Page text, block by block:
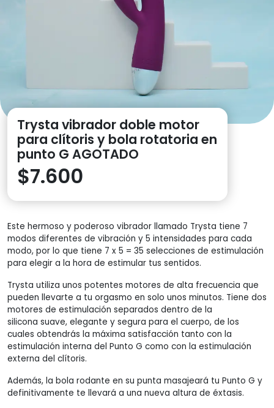
3
Trysta vibrador doble motor
para clítoris y bola rotatoria en
punto G AGOTADO
$7.600
Este hermoso y poderoso vibrador llamado Trysta tiene 7
modos diferentes de vibración y 5 intensidades para cada
modo, por lo que tiene 7 x 5 = 35 selecciones de estimulación
para elegir a la hora de estimular tus sentidos.
Trysta utiliza unos potentes motores de alta frecuencia que
pueden llevarte a tu orgasmo en solo unos minutos. Tiene dos
motores de estimulación separados dentro de la
silicona suave, elegante y segura para el cuerpo, de los
cuales obtendrás la máxima satisfacción tanto con la
estimulación interna del Punto G como con la estimulación
externa del clítoris.
Además, la bola rodante en su punta masajeará tu Punto G y
definitivamente te llevará a una nueva altura de éxtasis.